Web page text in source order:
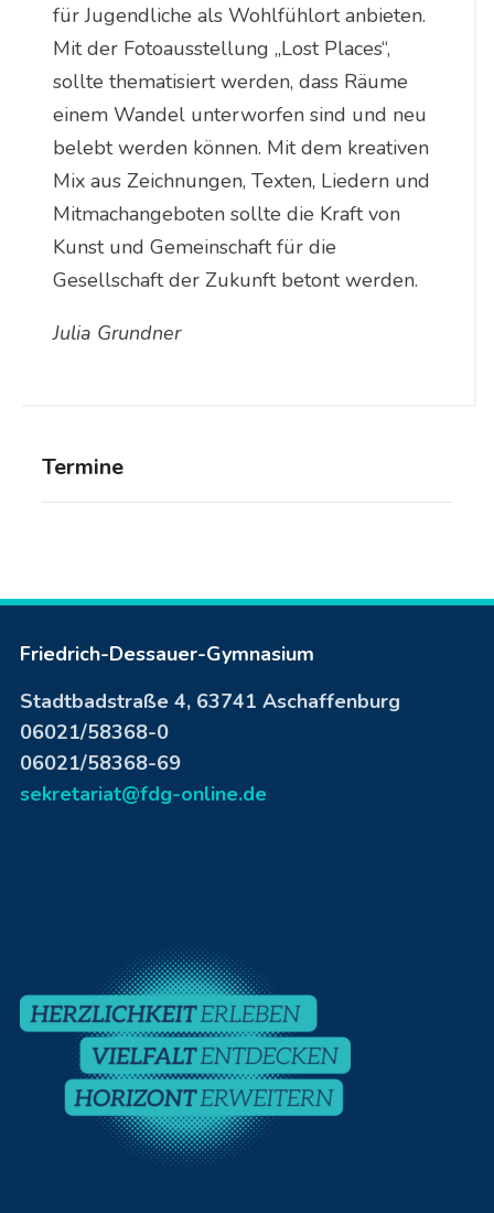
Termine
für Jugendliche als Wohlfühlort anbieten.
Mit der Fotoausstellung „Lost Places“,
sollte thematisiert werden, dass Räume
einem Wandel unterworfen sind und neu
belebt werden können. Mit dem kreativen
Mix aus Zeichnungen, Texten, Liedern und
Mitmachangeboten sollte die Kraft von
Kunst und Gemeinschaft für die
Gesellschaft der Zukunft betont werden.
Julia Grundner
Friedrich-Dessauer-Gymnasium
Stadtbadstraße 4, 63741 Aschaffenburg
06021/58368-0
06021/58368-69
sekretariat@fdg-online.de